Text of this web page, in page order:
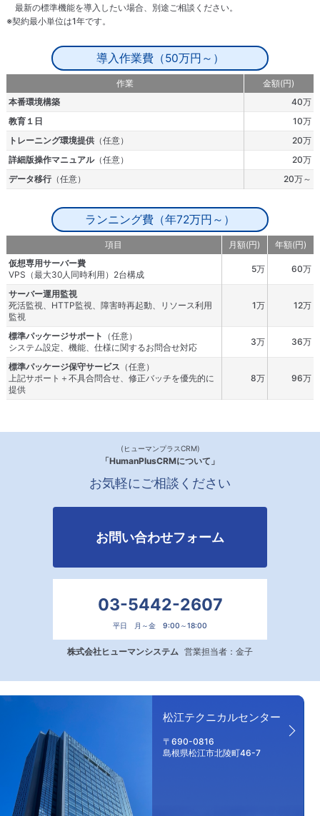
最新の標準機能を導入したい場合、別途ご相談ください。
※契約最小単位は1年です。
導入作業費（50万円～）
作業 金額(円)
本番環境構築
40万
教育１日
10万
トレーニング環境提供（任意）
20万
詳細版操作マニュアル（任意）
20万
データ移行（任意） 20万～
ランニング費 （年72万円～）
項目 月額(円) 年額(円)
仮想専用サーバー費
VPS（最大30人同時利用）2台構成
5万 60万
サーバー運用監視
死活監視、HTTP監視、障害時再起動、リソース利用
監視
1万 12万
標準パッケージサポート （任意）
システム設定、機能、仕様に関するお問合せ対応
3万 36万
標準パッケージ保守サービス （任意）
上記サポート＋不具合問合せ、修正バッチを優先的に
提供
8万 96万
「HumanPlusCRM
(ヒューマンプラスCRM)
について」
お気軽にご相談ください
03-5442-2607
平日 月～金 9:00～18:00
お問い合わせフォーム
株式会社ヒューマンシステム 営業担当者：金子
松江テクニカルセンター
〒690-0816
島根県松江市北陵町46-7